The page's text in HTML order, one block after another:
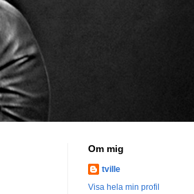
Om mig
tville
Visa hela min profil